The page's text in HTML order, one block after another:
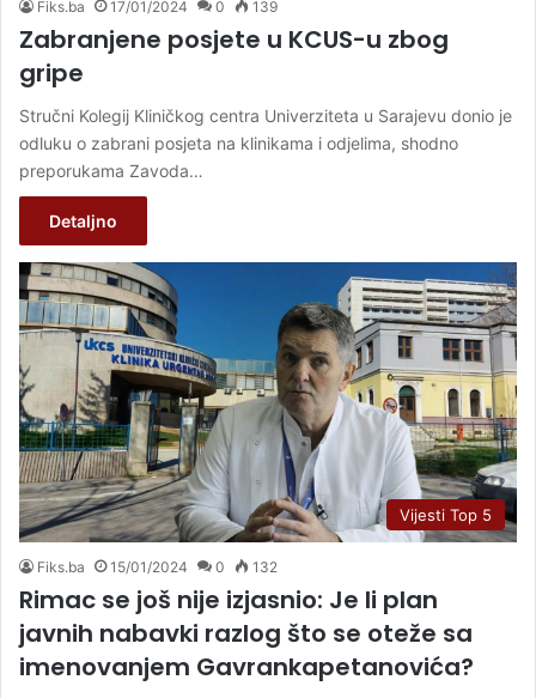
Fiks.ba 17/01/2024 0 139
Zabranjene posjete u KCUS-u zbog
gripe
Stručni Kolegij Kliničkog centra Univerziteta u Sarajevu donio je
odluku o zabrani posjeta na klinikama i odjelima, shodno
preporukama Zavoda…
Detaljno
Vijesti Top 5
Fiks.ba 15/01/2024 0 132
Rimac se još nije izjasnio: Je li plan
javnih nabavki razlog što se oteže sa
imenovanjem Gavrankapetanovića?